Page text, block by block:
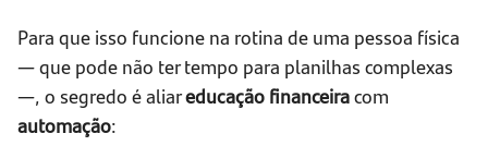
Para que isso funcione na rotina de uma pessoa física
— que pode não ter tempo para planilhas complexas
—, o segredo é aliareducação financeiracom
automação: